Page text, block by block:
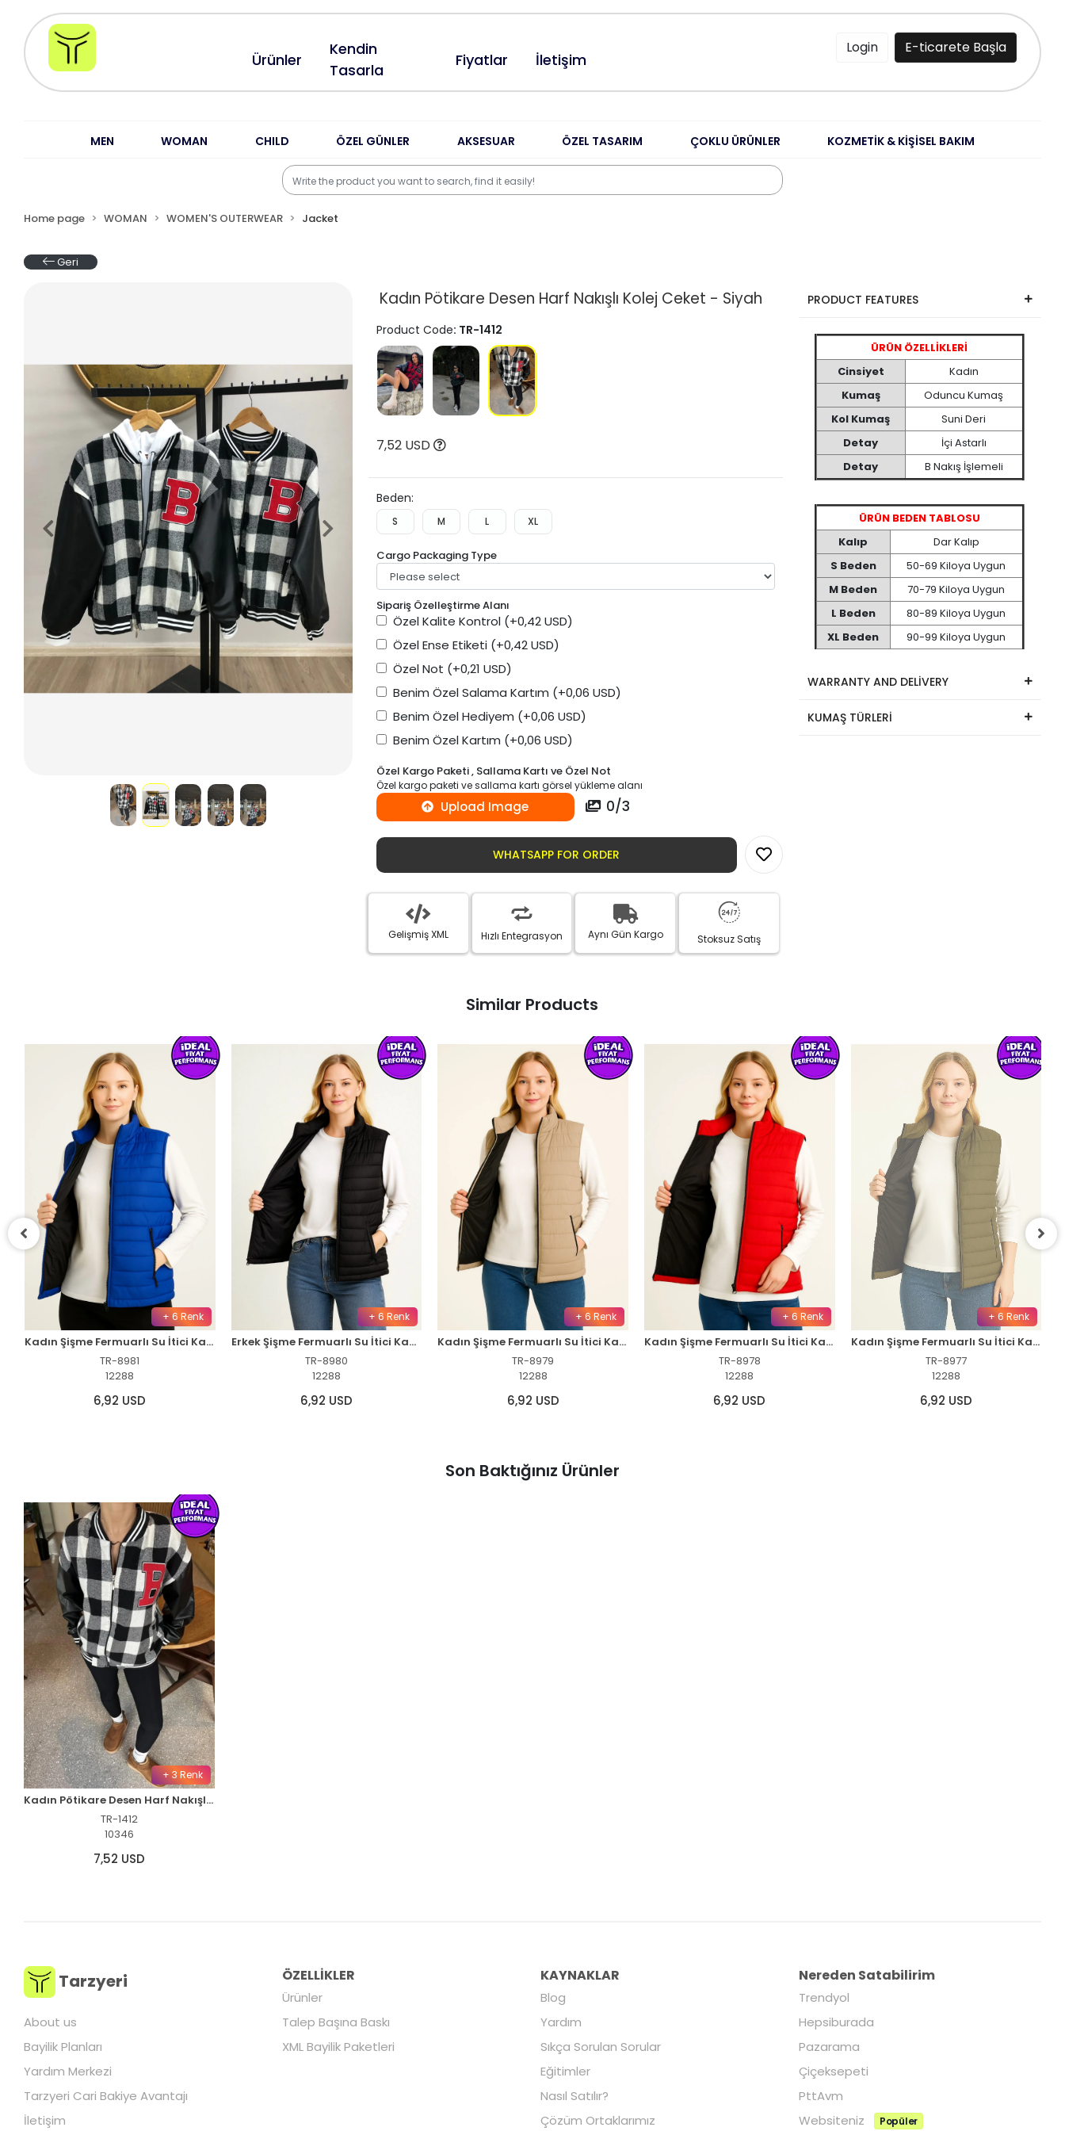
Ürünler
Kendin
Tasarla
Fiyatlar İletişim
Login E-ticarete Başla
MEN WOMAN CHILD ÖZEL GÜNLER AKSESUAR ÖZEL TASARIM ÇOKLU ÜRÜNLER KOZMETİK & KİŞİSEL BAKIM
Home page WOMAN WOMEN'S OUTERWEAR Jacket
Geri
Kadın Pötikare Desen Harf Nakışlı Kolej Ceket - Siyah
Product Code: TR-1412
7,52 USD
Beden:
S M L XL
Cargo Packaging Type
Sipariş Özelleştirme Alanı
Özel Kalite Kontrol (+0,42 USD)
Özel Ense Etiketi (+0,42 USD)
Özel Not (+0,21 USD)
Benim Özel Salama Kartım (+0,06 USD)
Benim Özel Hediyem (+0,06 USD)
Benim Özel Kartım (+0,06 USD)
Özel Kargo Paketi , Sallama Kartı ve Özel Not
Özel kargo paketi ve sallama kartı görsel yükleme alanı
Upload Image 0/3
WHATSAPP FOR ORDER
Gelişmiş XML Hızlı Entegrasyon Aynı Gün Kargo Stoksuz Satış
PRODUCT FEATURES
ÜRÜN ÖZELLİKLERİ
Cinsiyet
Kadın
Kumaş
Oduncu Kumaş
Kol Kumaş
Suni Deri
Detay
İçi Astarlı
Detay
B Nakış İşlemeli
ÜRÜN BEDEN TABLOSU
Kalıp
Dar Kalıp
S Beden
50-69 Kiloya Uygun
M Beden
70-79 Kiloya Uygun
L Beden
80-89 Kiloya Uygun
XL Beden
90-99 Kiloya Uygun
WARRANTY AND DELİVERY
KUMAŞ TÜRLERİ
Similar Products
+ 6 Renk
Kadın Şişme Fermuarlı Su İtici Kapitone Astarlı, Cepli Yelek - Saks Mavisi
TR-8981
12288
6,92 USD
+ 6 Renk
Erkek Şişme Fermuarlı Su İtici Kapitone Astarlı, Cepli Yelek - Siyah
TR-8980
12288
6,92 USD
+ 6 Renk
Kadın Şişme Fermuarlı Su İtici Kapitone Astarlı, Cepli Yelek - Bej
TR-8979
12288
6,92 USD
+ 6 Renk
Kadın Şişme Fermuarlı Su İtici Kapitone Astarlı, Cepli Yelek - Kırmızı
TR-8978
12288
6,92 USD
+ 6 Renk
Kadın Şişme Fermuarlı Su İtici Kapitone Astarlı, Cepli Yelek - Haki
TR-8977
12288
6,92 USD
Son Baktığınız Ürünler
+ 3 Renk
Kadın Pötikare Desen Harf Nakışlı Kolej Ceket - Siyah
TR-1412
10346
7,52 USD
Tarzyeri
About us
Bayilik Planları
Yardım Merkezi
Tarzyeri Cari Bakiye Avantajı
İletişim
ÖZELLİKLER
Ürünler
Talep Başına Baskı
XML Bayilik Paketleri
KAYNAKLAR
Blog
Yardım
Sıkça Sorulan Sorular
Eğitimler
Nasıl Satılır?
Çözüm Ortaklarımız
Nereden Satabilirim
Trendyol
Hepsiburada
Pazarama
Çiçeksepeti
PttAvm
Websiteniz
Popüler